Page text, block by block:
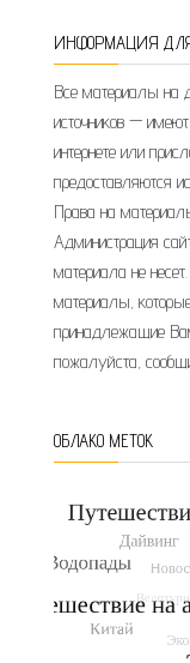
ИНФОРМАЦИЯ
Все материалы на
источников —
интернете или
предоставляются
Права на
Администрация
материала не
материалы,
принадлежащие
пожалуйста,
ОБЛАКО МЕТОК